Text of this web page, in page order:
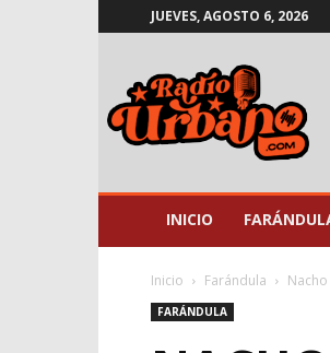
JUEVES, AGOSTO 6, 2026
INICIO
Inicio Farándula
FARÁNDULA